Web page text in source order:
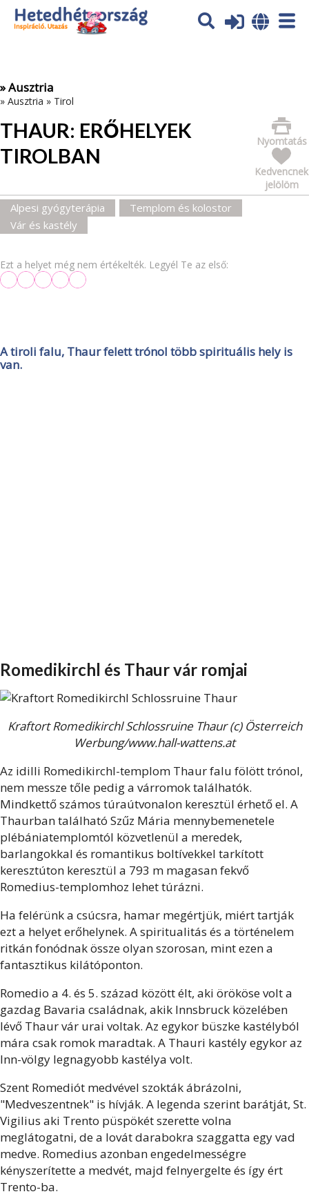
Az oldal sütiket (cookies) használ. További tájékoztatás itt:
Adatvédelmi tájékoztató
» Ausztria
» Ausztria » Tirol
THAUR: ERŐHELYEK
TIROLBAN
Nyomtatás
Kedvencnek
jelölöm
Alpesi gyógyterápia
Templom és kolostor
Vár és kastély
Ezt a helyet még nem értékelték. Legyél Te az első:
A tiroli falu, Thaur felett trónol több spirituális hely is
van.
Romedikirchl és Thaur vár romjai
Kraftort Romedikirchl Schlossruine Thaur (c) Österreich
Werbung/www.hall-wattens.at
Az idilli Romedikirchl-templom Thaur falu fölött trónol,
nem messze tőle pedig a várromok találhatók.
Mindkettő számos túraútvonalon keresztül érhető el. A
Thaurban található Szűz Mária mennybemenetele
plébániatemplomtól közvetlenül a meredek,
barlangokkal és romantikus boltívekkel tarkított
keresztúton keresztül a 793 m magasan fekvő
Romedius-templomhoz lehet túrázni.
Ha felérünk a csúcsra, hamar megértjük, miért tartják
ezt a helyet erőhelynek. A spiritualitás és a történelem
ritkán fonódnak össze olyan szorosan, mint ezen a
fantasztikus kilátóponton.
Romedio a 4. és 5. század között élt, aki örököse volt a
gazdag Bavaria családnak, akik Innsbruck közelében
lévő Thaur vár urai voltak. Az egykor büszke kastélyból
mára csak romok maradtak. A Thauri kastély egykor az
Inn-völgy legnagyobb kastélya volt.
Szent Romediót medvével szokták ábrázolni,
"Medveszentnek" is hívják. A legenda szerint barátját, St.
Vigilius aki Trento püspökét szerette volna
meglátogatni, de a lovát darabokra szaggatta egy vad
medve. Romedius azonban engedelmességre
kényszerítette a medvét, majd felnyergelte és így ért
Trento-ba.